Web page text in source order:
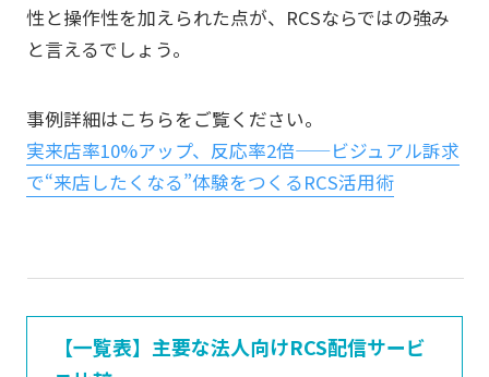
性と操作性を加えられた点が、RCSならではの強み
と言えるでしょう。
事例詳細はこちらをご覧ください。
実来店率10%アップ、反応率2倍——ビジュアル訴求
で“来店したくなる”体験をつくるRCS活用術
【一覧表】主要な法人向けRCS配信サービ